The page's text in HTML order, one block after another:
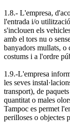
1.8.- L'empresa,
l'entrada i/o
s'inclouen els
amb el tors nu o
banyadors mullats, o
costums i a l'ordre
1.9.-L'empresa
les seves
transport), de
quantitat o males
Tampoc es permet
perilloses o objectes